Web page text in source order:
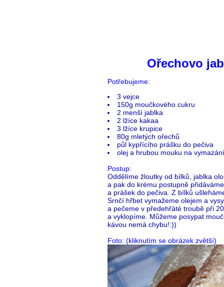
Ořechovo
Potřebujeme:
3 vejce
150g moučkového cukru
2 menší jablka
2 lžíce kakaa
3 lžíce krupice
80g mletých ořechů
půl kypřícího prášku do pečiva
olej a hrubou mouku na
Postup:
Oddělíme žloutky od bílků, jablka
a pak do krému postupně
a prášek do pečiva. Z bílků
Srnčí hřbet vymažeme olejem a
a pečeme v předehřáté troubě při
a vyklopíme. Můžeme posypat
kávou nemá chybu!:))
Foto: (kliknutím se obrázek zvětší)